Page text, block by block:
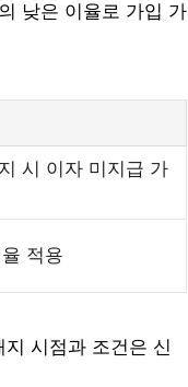
낮은 이율로 가입 가
시 이자 미지급 가
적용
시점과 조건은 신